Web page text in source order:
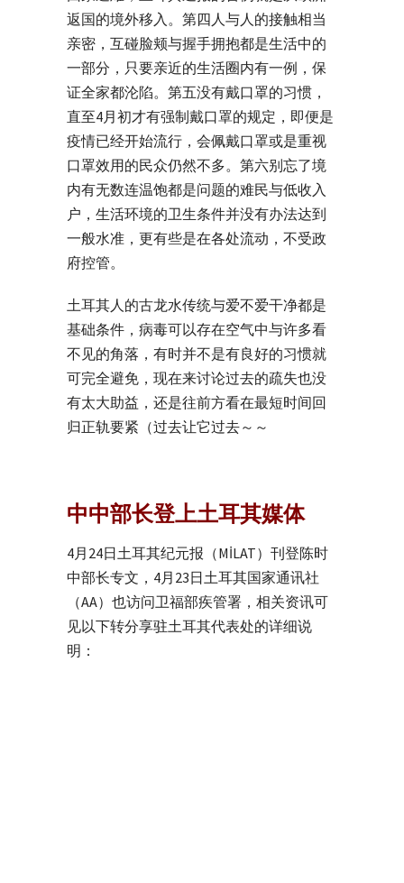
返国的境外移入。第四人与人的接触相当
亲密，互碰脸颊与握手拥抱都是生活中的
一部分，只要亲近的生活圈内有一例，保
证全家都沦陷。第五没有戴口罩的习惯，
直至4月初才有强制戴口罩的规定，即便是
疫情已经开始流行，会佩戴口罩或是重视
口罩效用的民众仍然不多。第六别忘了境
内有无数连温饱都是问题的难民与低收入
户，生活环境的卫生条件并没有办法达到
一般水准，更有些是在各处流动，不受政
府控管。
土耳其人的古龙水传统与爱不爱干净都是
基础条件，病毒可以存在空气中与许多看
不见的角落，有时并不是有良好的习惯就
可完全避免，现在来讨论过去的疏失也没
有太大助益，还是往前方看在最短时间回
归正轨要紧（过去让它过去～～
中中部长登上土耳其媒体
4月24日土耳其纪元报（MİLAT）刊登陈时
中部长专文，4月23日土耳其国家通讯社
（AA）也访问卫福部疾管署，相关资讯可
见以下转分享驻土耳其代表处的详细说
明：